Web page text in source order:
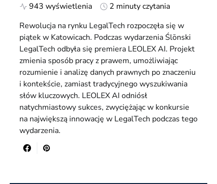
943 wyświetlenia
2 minuty czytania
Rewolucja na rynku LegalTech rozpoczęła się w
piątek w Katowicach. Podczas wydarzenia Ślōnski
LegalTech odbyła się premiera LEOLEX AI. Projekt
zmienia sposób pracy z prawem, umożliwiając
rozumienie i analizę danych prawnych po znaczeniu
i kontekście, zamiast tradycyjnego wyszukiwania
słów kluczowych. LEOLEX AI odniósł
natychmiastowy sukces, zwyciężając w konkursie
na największą innowację w LegalTech podczas tego
wydarzenia.